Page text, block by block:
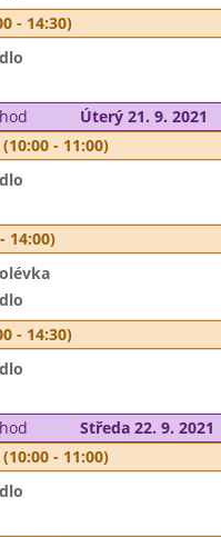
- 14:30)
Úterý 21. 9. 2021
- 11:00)
14:00)
- 14:30)
Středa 22. 9. 2021
- 11:00)